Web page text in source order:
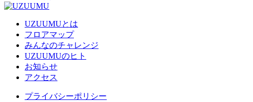
UZUUMUとは
フロアマップ
みんなのチャレンジ
UZUUMUのヒト
お知らせ
アクセス
プライバシーポリシー